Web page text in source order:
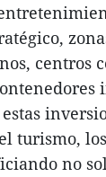
centros
estas
turismo,
no